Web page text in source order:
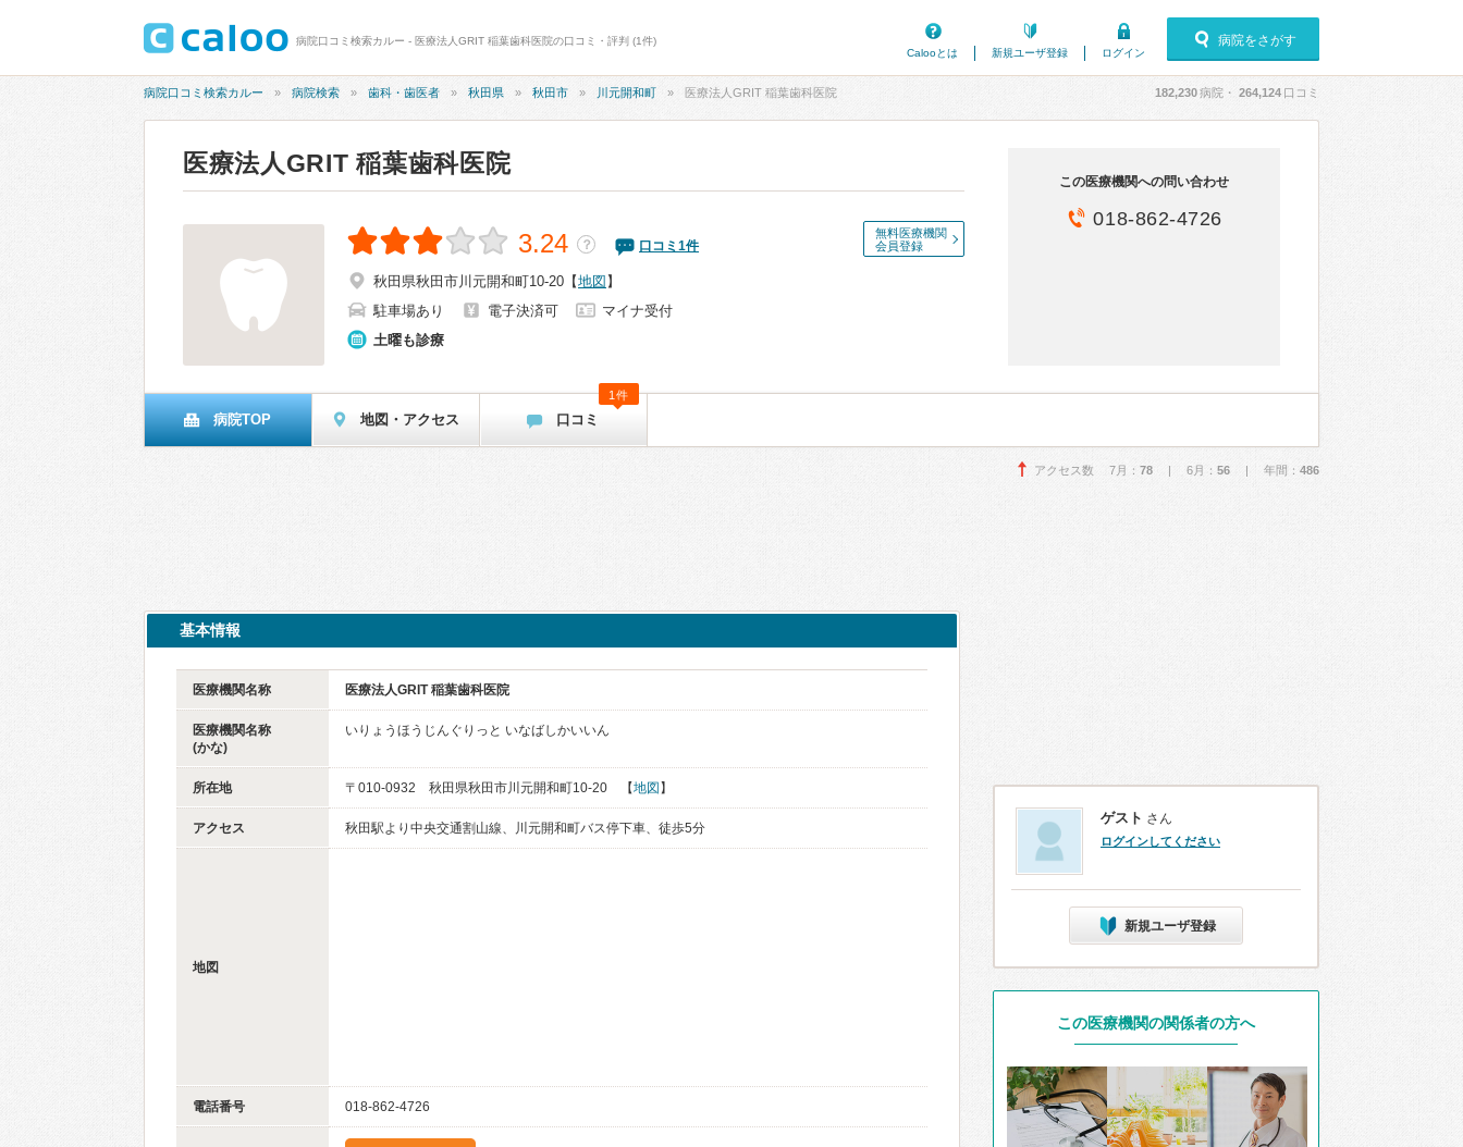
病院口コミ検索カルー - 医療法人GRIT 稲葉歯科医院の口コミ・評判 (1件)
Calooとは
新規ユーザ登録 ログイン
病院をさがす
病院口コミ検索カルー 病院検索 歯科・歯医者 秋田県 秋田市 川元開和町 医療法人GRIT 稲葉歯科医院 182,230病院・ 264,124 口コミ
医療法人GRIT 稲葉歯科医院
無料医療機関
会員登録
3.24 ？ 口コミ 1件
秋田県秋田市川元開和町10-20 【地図 】
駐車場あり
電子決済可
マイナ受付
土曜も診療
この医療機関への問い合わせ
018-862-4726
病院TOP 地図・アクセス 口コミ
1件
アクセス数 7月： 78 | 6月： 56 | 年間： 486
基本情報
医療機関名称 医療法人GRIT 稲葉歯科医院
医療機関名称
(かな)
いりょうほうじんぐりっと いなばしかいいん
所在地 〒010-0932 秋田県秋田市川元開和町10-20 【地図 】
アクセス 秋田駅より中央交通割山線、川元開和町バス停下車、徒歩5分
地図
電話番号 018-862-4726
ゲスト さん
ログインしてください
新規ユーザ登録
この医療機関の関係者の方へ